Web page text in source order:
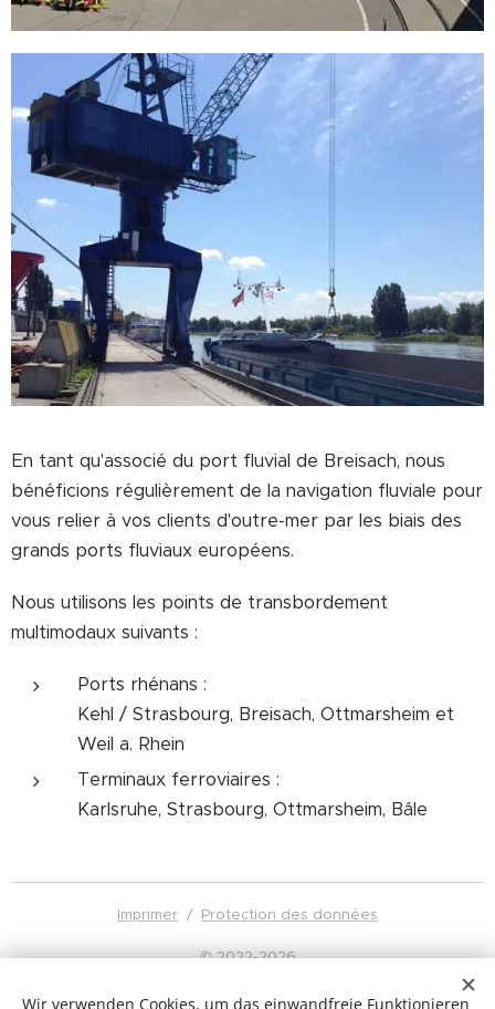
En tant qu'associé du port fluvial de Breisach, nous
bénéficions régulièrement de la navigation fluviale pour
vous relier à vos clients d'outre-mer par les biais des
grands ports fluviaux européens.
Nous utilisons les points de transbordement
multimodaux suivants :
Ports rhénans :
Kehl / Strasbourg, Breisach, Ottmarsheim et
Weil a. Rhein
Terminaux ferroviaires :
Karlsruhe, Strasbourg, Ottmarsheim, Bâle
Imprimer / Protection des données
© 2022-2026
Ihringer Landstrasse 5
Wir verwenden Cookies, um das einwandfreie Funktionieren